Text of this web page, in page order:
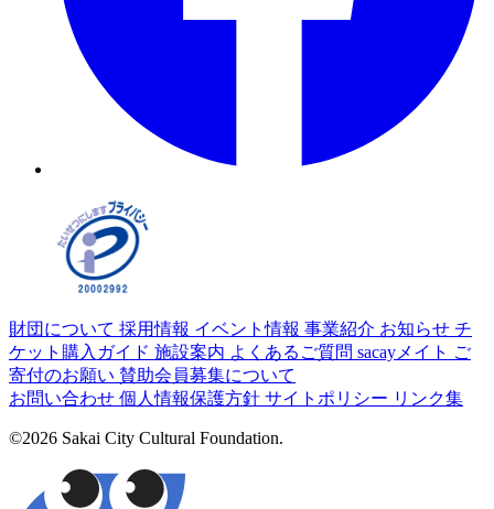
財団について 採用情報 イベント情報 事業紹介 お知らせ チ
ケット購入ガイド 施設案内 よくあるご質問 sacayメイト ご
寄付のお願い 賛助会員募集について
お問い合わせ 個人情報保護方針 サイトポリシー リンク集
©2026 Sakai City Cultural Foundation.